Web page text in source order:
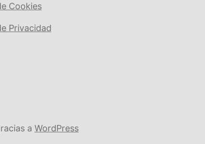
Cookies
Privacidad
a WordPress